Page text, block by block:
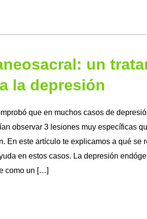
un
la depresión
que en muchos casos de
observar 3 lesiones muy específicas
En este artículo te explicamos a qué se
en estos casos. La depresión
como un […]